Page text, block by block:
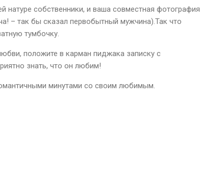
собственники, и ваша совместная фотография
– так бы сказал первобытный мужчина).Так что
тумбочку.
положите в карман пиджака записку с
знать, что он любим!
минутами со своим любимым.